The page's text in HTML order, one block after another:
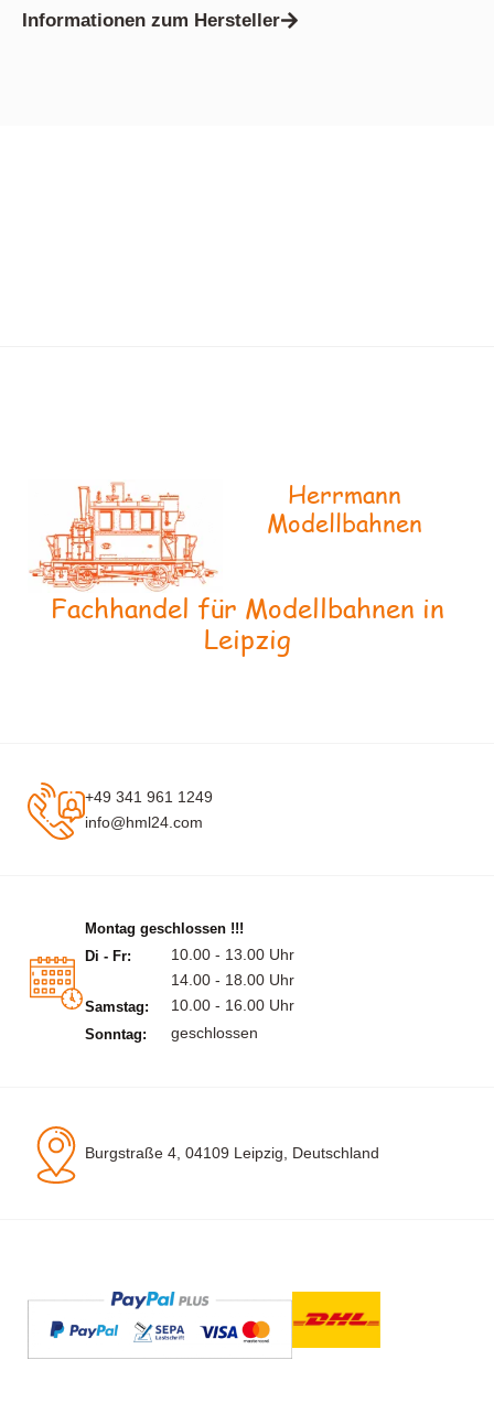
Informationen zum Hersteller
Herrmann
Modellbahnen
Fachhandel für Modellbahnen in
Leipzig
+49 341 961 1249
info@hml24.com
Montag geschlossen !!!
Di - Fr:
10.00 - 13.00 Uhr
14.00 - 18.00 Uhr
Samstag: 10.00 - 16.00 Uhr
Sonntag: geschlossen
Burgstraße 4, 04109 Leipzig, Deutschland